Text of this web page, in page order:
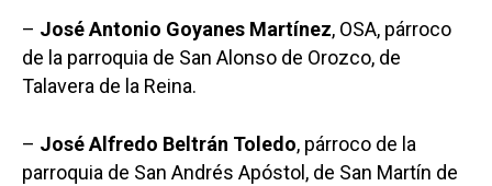
– José Antonio Goyanes Martínez, OSA, párroco
de la parroquia de San Alonso de Orozco, de
Talavera de la Reina.
– José Alfredo Beltrán Toledo, párroco de la
parroquia de San Andrés Apóstol, de San Martín de